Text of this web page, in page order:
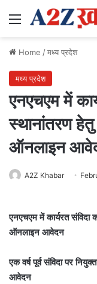
Menu
Home /मध्य प्रदेश
मध्य प्रदेश
एनएचएम में
स्थानांतरण
ऑनलाइन
A2Z Khabar
एनएचएम में कार्यरत संविदा
ऑनलाइन आवेदन
एक वर्ष पूर्व संविदा पर
आवेदन